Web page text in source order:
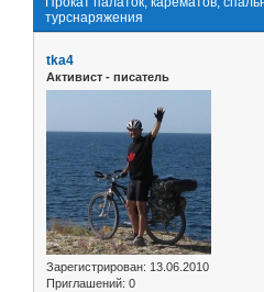
турснаряжения
tka4
Активист - писатель
Зарегистрирован: 13.06.2010
Приглашений: 0